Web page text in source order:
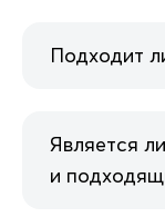
Подходит
Является
и